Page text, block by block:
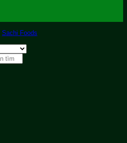
Sachi Foods